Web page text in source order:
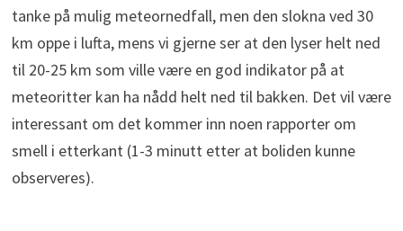
tanke på mulig meteornedfall, men den slokna ved 30
km oppe i lufta, mens vi gjerne ser at den lyser helt ned
til 20-25 km som ville være en god indikator på at
meteoritter kan ha nådd helt ned til bakken. Det vil være
interessant om det kommer inn noen rapporter om
smell i etterkant (1-3 minutt etter at boliden kunne
observeres).